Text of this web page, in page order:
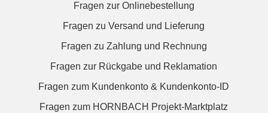
Fragen zur Onlinebestellung
Fragen zu Versand und Lieferung
Fragen zu Zahlung und Rechnung
Fragen zur Rückgabe und Reklamation
Fragen zum Kundenkonto & Kundenkonto-ID
Fragen zum HORNBACH Projekt-Marktplatz